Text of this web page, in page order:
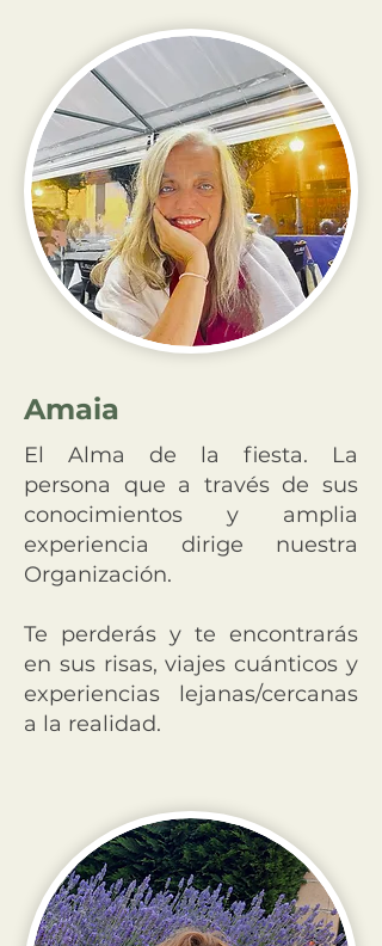
Amaia
El Alma de la fiesta. La
persona que a través de sus
conocimientos y amplia
experiencia dirige nuestra
Organización.
Te perderás y te encontrarás
en sus risas, viajes cuánticos y
experiencias lejanas/cercanas
a la realidad.